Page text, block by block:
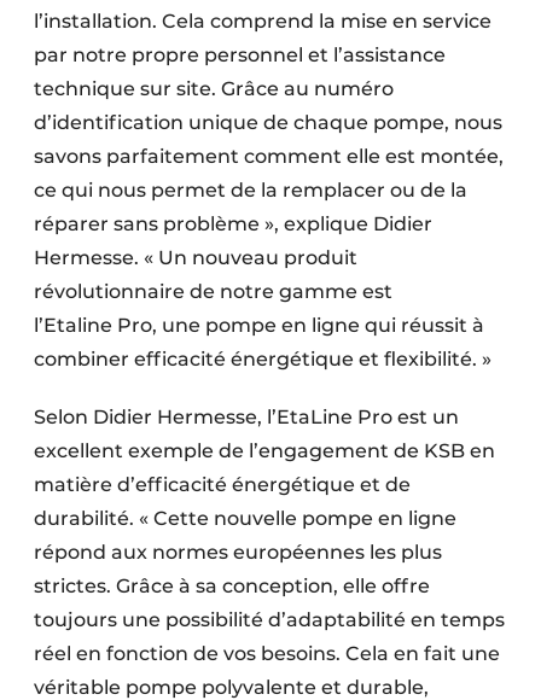
l’installation. Cela comprend la mise en service
par notre propre personnel et l’assistance
technique sur site. Grâce au numéro
d’identification unique de chaque pompe, nous
savons parfaitement comment elle est montée,
ce qui nous permet de la remplacer ou de la
réparer sans problème », explique Didier
Hermesse. « Un nouveau produit
révolutionnaire de notre gamme est
l’Etaline Pro, une pompe en ligne qui réussit à
combiner efficacité énergétique et flexibilité. »
Selon Didier Hermesse, l’EtaLine Pro est un
excellent exemple de l’engagement de KSB en
matière d’efficacité énergétique et de
durabilité. « Cette nouvelle pompe en ligne
répond aux normes européennes les plus
strictes. Grâce à sa conception, elle offre
toujours une possibilité d’adaptabilité en temps
réel en fonction de vos besoins. Cela en fait une
véritable pompe polyvalente et durable,